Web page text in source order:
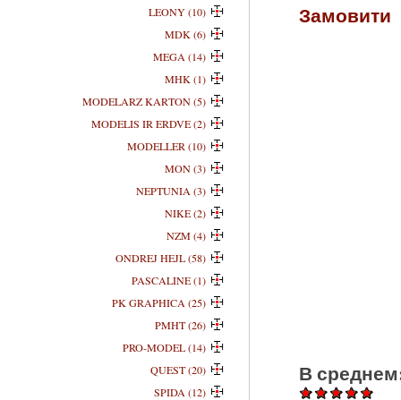
Замовити
В
LEONY (10)
MDK (6)
MEGA (14)
MHK (1)
MODELARZ KARTON (5)
MODELIS IR ERDVE (2)
MODELLER (10)
MON (3)
NEPTUNIA (3)
NIKE (2)
NZM (4)
ONDREJ HEJL (58)
PASCALINE (1)
PK GRAPHICA (25)
PMHT (26)
PRO-MODEL (14)
QUEST (20)
SPIDA (12)